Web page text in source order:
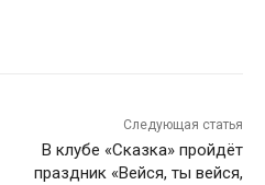
Следующая статья
В клубе «Сказка» пройдёт
праздник «Вейся, ты вейся,